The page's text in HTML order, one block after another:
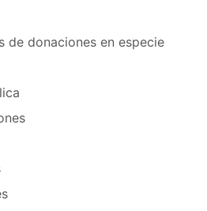
de donaciones en especie